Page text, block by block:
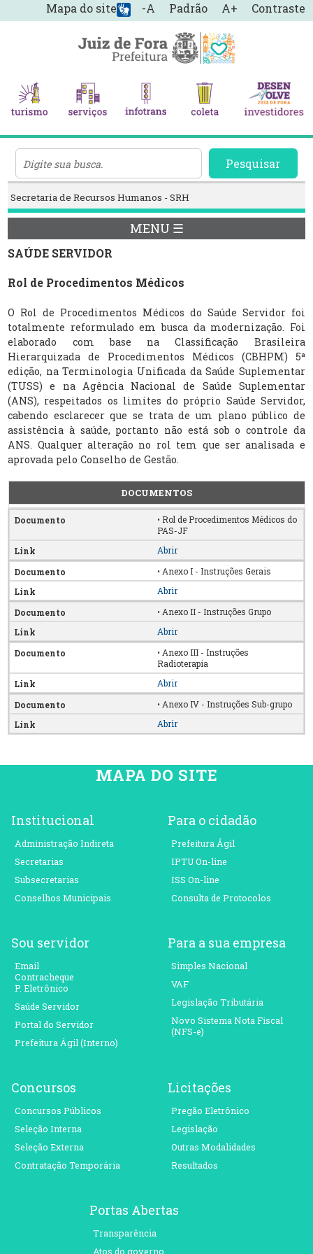
-A Padrão A+ Contraste
Mapa do site
Pesquisar
Secretaria de Recursos Humanos - SRH
MENU ☰
SAÚDE SERVIDOR
Rol de Procedimentos Médicos
O Rol de Procedimentos Médicos do Saúde Servidor foi
totalmente reformulado em busca da modernização. Foi
elaborado com base na Classificação Brasileira
Hierarquizada de Procedimentos Médicos (CBHPM) 5ª
edição, na Terminologia Unificada da Saúde Suplementar
(TUSS) e na Agência Nacional de Saúde Suplementar
(ANS), respeitados os limites do próprio Saúde Servidor,
cabendo esclarecer que se trata de um plano público de
assistência à saúde, portanto não está sob o controle da
ANS. Qualquer alteração no rol tem que ser analisada e
aprovada pelo Conselho de Gestão.
DOCUMENTOS
• Rol de Procedimentos Médicos do
PAS-JF
Abrir
• Anexo I - Instruções Gerais
Abrir
• Anexo II - Instruções Grupo
Abrir
• Anexo III - Instruções
Radioterapia
Abrir
• Anexo IV - Instruções Sub-grupo
Abrir
MAPA DO SITE
Institucional
Administração Indireta
Secretarias
Subsecretarias
Conselhos Municipais
Para o cidadão
Prefeitura Ágil
IPTU On-line
ISS On-line
Consulta de Protocolos
Sou servidor
Email
Contracheque
P. Eletrônico
Saúde Servidor
Portal do Servidor
Prefeitura Ágil (Interno)
Para a sua empresa
Simples Nacional
VAF
Legislação Tributária
Novo Sistema Nota Fiscal
(NFS-e)
Concursos
Concursos Públicos
Seleção Interna
Seleção Externa
Contratação Temporária
Licitações
Pregão Eletrônico
Legislação
Outras Modalidades
Resultados
Portas Abertas
Transparência
Atos do governo